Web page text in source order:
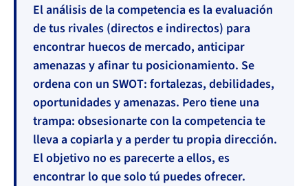
El análisis de la competencia es la evaluación
de tus rivales (directos e indirectos) para
encontrar huecos de mercado, anticipar
amenazas y afinar tu posicionamiento. Se
ordena con un SWOT: fortalezas, debilidades,
oportunidades y amenazas. Pero tiene una
trampa: obsesionarte con la competencia te
lleva a copiarla y a perder tu propia dirección.
El objetivo no es parecerte a ellos, es
encontrar lo que solo tú puedes ofrecer.